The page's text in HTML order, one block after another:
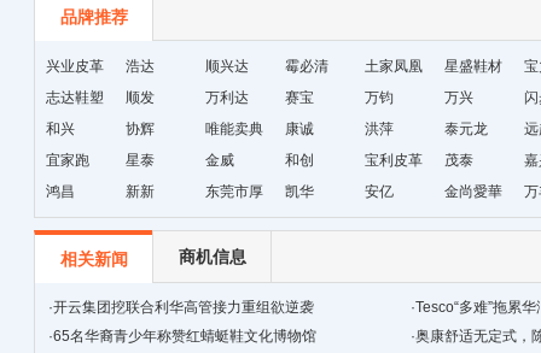
品牌推荐
兴业皮革 浩达 顺兴达 霉必清
土家凤凰
十字绣鞋
垫厂
星盛鞋材
志达鞋塑
顺发 万利达 赛宝 万钧 万兴
和兴
协辉 唯能卖典 康诚 洪萍 泰元龙
宜家跑
星泰 金威 和创 宝利皮革 茂泰
鸿昌
新新
东莞市厚
街天逸皮
革
凯华 安亿 金尚愛華
相关新闻 商机信息
·开云集团挖联合利华高管接力重组欲逆袭 ·Tesco“多难”拖累
·65名华裔青少年称赞红蜻蜓鞋文化博物馆 ·奥康舒适无定式，